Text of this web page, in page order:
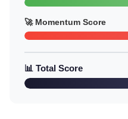
🚀 Momentum Score
📊 Total Score